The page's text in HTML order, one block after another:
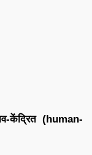
केंद्रित (human-